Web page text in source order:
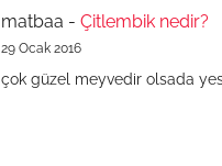
matbaa - Çitlembik nedir?
29 Ocak 2016
çok güzel meyvedir olsada